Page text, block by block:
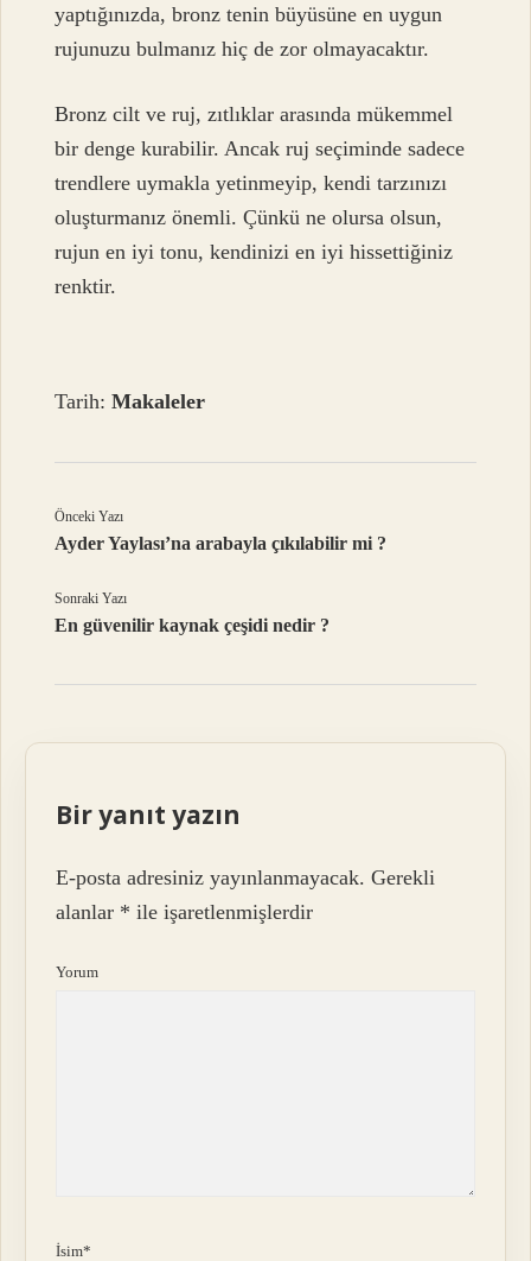
yaptığınızda, bronz tenin büyüsüne en uygun
rujunuzu bulmanız hiç de zor olmayacaktır.
Bronz cilt ve ruj, zıtlıklar arasında mükemmel
bir denge kurabilir. Ancak ruj seçiminde sadece
trendlere uymakla yetinmeyip, kendi tarzınızı
oluşturmanız önemli. Çünkü ne olursa olsun,
rujun en iyi tonu, kendinizi en iyi hissettiğiniz
renktir.
Tarih:Makaleler
Önceki Yazı
Ayder Yaylası’na arabayla çıkılabilir mi ?
Sonraki Yazı
En güvenilir kaynak çeşidi nedir ?
Bir yanıt yazın
E-posta adresiniz yayınlanmayacak. Gerekli
alanlar * ile işaretlenmişlerdir
Yorum
İsim*